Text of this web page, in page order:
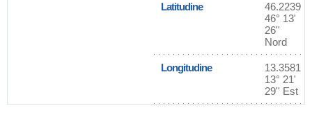
Latitudine
46.2239
46° 13'
26''
Nord
Longitudine
13.3581
13° 21'
29'' Est